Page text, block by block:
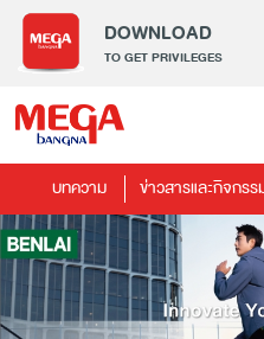
DOWNLOAD
TO GET PRIVILEGES
ธนาคาร ร้านอาหาร
เครื่องประดับ
การตกแต่งบ้
บริการ
เมกา สมาร์ท คิ
แกดเจ็ตและเทคโนโลยี
บทความ ข่าวสารและกิจกรร